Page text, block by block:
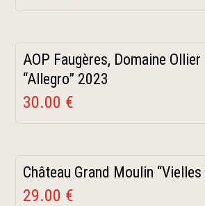
AOP Faugères, Domaine
“Allegro” 2023
30.00 €
Château Grand Moulin
29.00 €